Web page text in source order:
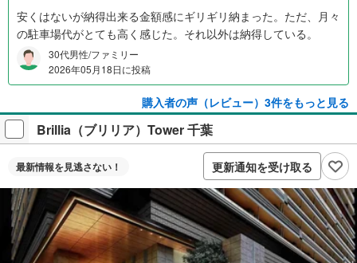
安くはないが納得出来る金額感にギリギリ納まった。ただ、月々
の駐車場代がとても高く感じた。それ以外は納得している。
30代男性/ファミリー
2026年05月18日に投稿
購入者の声（レビュー）3件をもっと見る
Brillia（ブリリア）Tower 千葉
最新情報を見逃さない！ 更新通知を受け取る